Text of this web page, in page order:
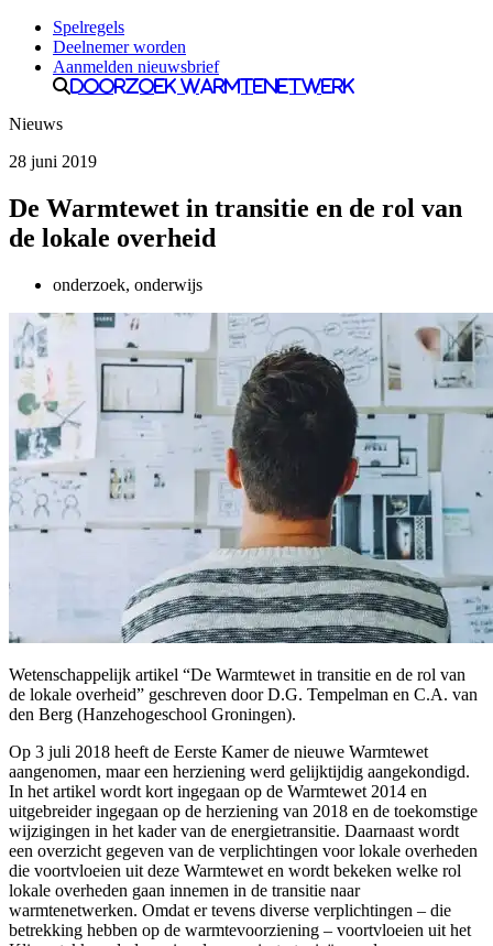
Spelregels
Deelnemer worden
Aanmelden nieuwsbrief
Doorzoek Warmtenetwerk
Nieuws
28 juni 2019
De Warmtewet in transitie en de rol van
de lokale overheid
onderzoek, onderwijs
Wetenschappelijk artikel “De Warmtewet in transitie en de rol van
de lokale overheid” geschreven door D.G. Tempelman en C.A. van
den Berg (Hanzehogeschool Groningen).
Op 3 juli 2018 heeft de Eerste Kamer de nieuwe Warmtewet
aangenomen, maar een herziening werd gelijktijdig aangekondigd.
In het artikel wordt kort ingegaan op de Warmtewet 2014 en
uitgebreider ingegaan op de herziening van 2018 en de toekomstige
wijzigingen in het kader van de energietransitie. Daarnaast wordt
een overzicht gegeven van de verplichtingen voor lokale overheden
die voortvloeien uit deze Warmtewet en wordt bekeken welke rol
lokale overheden gaan innemen in de transitie naar
warmtenetwerken. Omdat er tevens diverse verplichtingen – die
betrekking hebben op de warmtevoorziening – voortvloeien uit het